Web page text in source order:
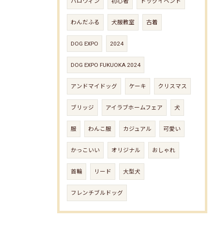
わんだふる 犬服教室 古着
DOG EXPO 2024
DOG EXPO FUKUOKA 2024
アンドマイドッグ ケーキ クリスマス
ブリッジ アイラブホームフェア 犬
服 わんこ服 カジュアル 可愛い
かっこいい オリジナル おしゃれ
首輪 リード 大型犬
フレンチブルドッグ